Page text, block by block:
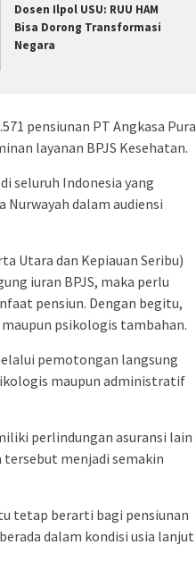
Dosen Ilpol USU: RUU HAM
Bisa Dorong Transformasi
Negara
pensiunan PT Angkasa Pura
layanan BPJS Kesehatan.
seluruh Indonesia yang
Nurwayah dalam audiensi
Utara dan Kepiauan Seribu)
iuran BPJS, maka perlu
pensiun. Dengan begitu,
psikologis tambahan.
pemotongan langsung
maupun administratif
perlindungan asuransi lain
tersebut menjadi semakin
tetap berarti bagi pensiunan
dalam kondisi usia lanjut